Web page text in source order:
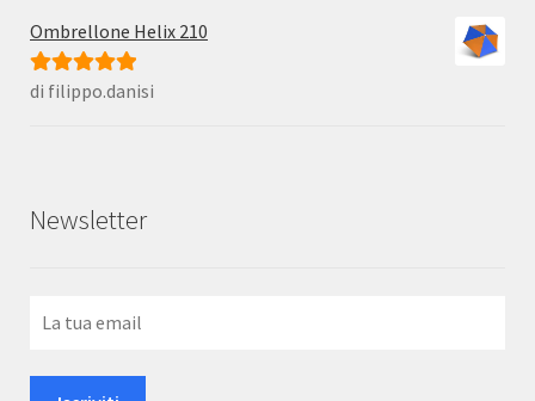
Ombrellone Helix 210
Valutato5 su
di filippo.danisi
Newsletter